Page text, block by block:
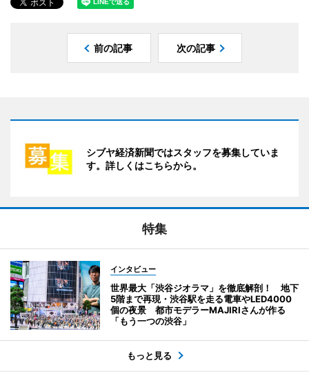
前の記事 次の記事
シブヤ経済新聞ではスタッフを募集していま
す。詳しくはこちらから。
特集
インタビュー
世界最大「渋谷ジオラマ」を徹底解剖！ 地下
5階まで再現・渋谷駅を走る電車やLED4000
個の夜景 都市モデラーMAJIRIさんが作る
「もう一つの渋谷」
もっと見る